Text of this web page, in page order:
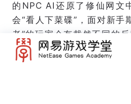
的NPC AI还原了修仙网文
会“看人下菜碟”，面对新手
老”的玩家会有截然不同的
角色各有身世背景，若杀害
刻影响玩家与她的关系，且